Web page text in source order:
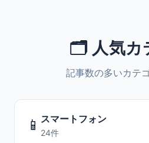
🗂️ 人気カ
記事数の多いカテ
📱 スマートフォン
24件